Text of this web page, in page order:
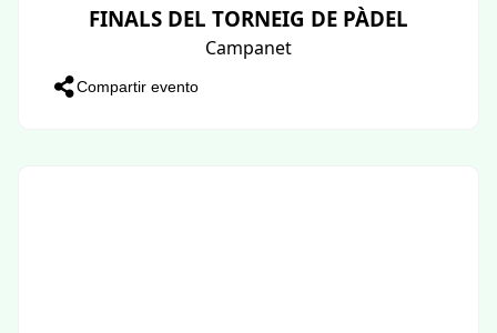
FINALS DEL TORNEIG DE PÀDEL
Campanet
Compartir evento